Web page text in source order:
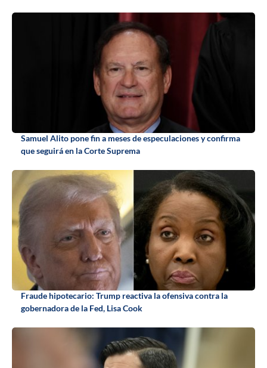
Samuel Alito pone fin a meses de especulaciones y confirma
que seguirá en la Corte Suprema
Fraude hipotecario: Trump reactiva la ofensiva contra la
gobernadora de la Fed, Lisa Cook